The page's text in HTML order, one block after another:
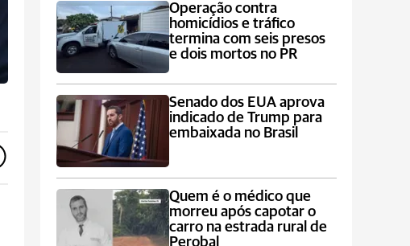
Operação contra
homicídios e tráfico
termina com seis presos
e dois mortos no PR
Senado dos EUA aprova
indicado de Trump para
embaixada no Brasil
Quem é o médico que
morreu após capotar o
carro na estrada rural de
Perobal